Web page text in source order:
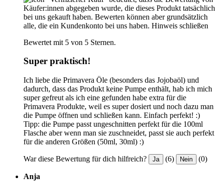
Käufer:innen abgegeben wurde, die dieses Produkt tatsächlich
bei uns gekauft haben. Bewerten können aber grundsätzlich
alle, die ein Kundenkonto bei uns haben. Hinweis schließen
Bewertet mit 5 von 5 Sternen.
Super praktisch!
Ich liebe die Primavera Öle (besonders das Jojobaöl) und
dadurch, dass das Produkt keine Pumpe enthält, hab ich mich
super gefreut als ich eine gefunden habe extra für die
Primavera Produkte, weil es super dosiert und noch dazu man
die Pumpe öffnen und schließen kann. Einfach perfekt! :)
Tipp: die Pumpe passt ungeschnitten perfekt für die 100ml
Flasche aber wenn man sie zuschneidet, passt sie auch perfekt
für die anderen Größen (50ml, 30ml) :)
War diese Bewertung für dich hilfreich? Ja (6) Nein (0)
Anja